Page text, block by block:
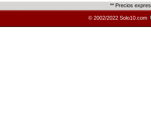
** Precios
© 2002/2022 Solo10.com